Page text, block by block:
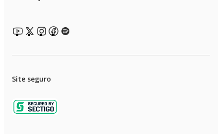
Peso sem Embalagem 39Kg
Site seguro